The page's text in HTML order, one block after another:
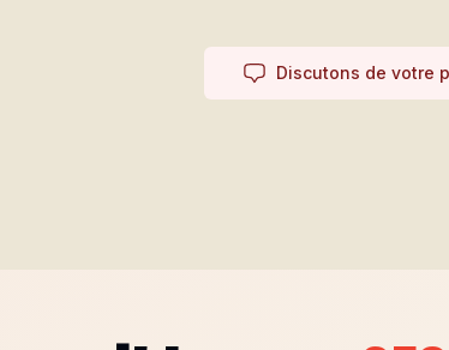
Discutons de votre